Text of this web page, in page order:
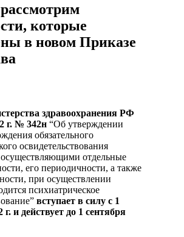
которые
в новом Приказе
здравоохранения РФ
г. № 342н “Об утверждении
обязательного
освидетельствования
отдельные
его периодичности, а также
при осуществлении
психиатрическое
вступает в силу с 1
г. и действует до 1 сентября